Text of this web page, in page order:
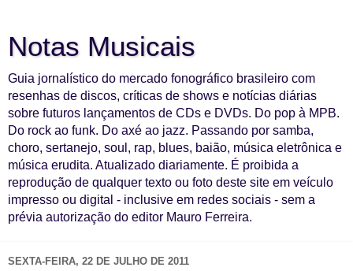
Notas Musicais
Guia jornalístico do mercado fonográfico brasileiro com
resenhas de discos, críticas de shows e notícias diárias
sobre futuros lançamentos de CDs e DVDs. Do pop à MPB.
Do rock ao funk. Do axé ao jazz. Passando por samba,
choro, sertanejo, soul, rap, blues, baião, música eletrônica e
música erudita. Atualizado diariamente. É proibida a
reprodução de qualquer texto ou foto deste site em veículo
impresso ou digital - inclusive em redes sociais - sem a
prévia autorização do editor Mauro Ferreira.
SEXTA-FEIRA, 22 DE JULHO DE 2011